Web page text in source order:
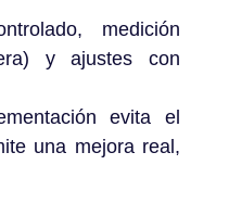
medición
y ajustes con
evita el
una mejora real,